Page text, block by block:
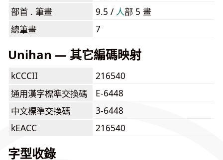
部首 . 筆畫
9.5 / ⼈部 5 畫
總筆畫
7
Unihan — 其它編碼映射
kCCCII
216540
通用漢字標準交換碼
E-6448
中文標準交換碼
3-6448
kEACC
216540
字型收錄